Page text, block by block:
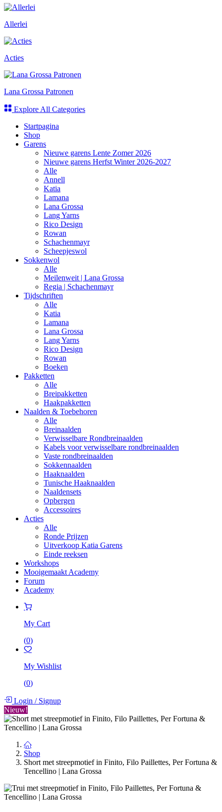
Allerlei
Acties
Lana Grossa Patronen
Explore All Categories
Startpagina
Shop
Garens
Nieuwe garens Lente Zomer 2026
Nieuwe garens Herfst Winter 2026-2027
Alle
Annell
Katia
Lamana
Lana Grossa
Lang Yarns
Rico Design
Rowan
Schachenmayr
Scheepjeswol
Sokkenwol
Alle
Meilenweit | Lana Grossa
Regia | Schachenmayr
Tijdschriften
Alle
Katia
Lamana
Lana Grossa
Lang Yarns
Rico Design
Rowan
Boeken
Pakketten
Alle
Breipakketten
Haakpakketten
Naalden & Toebehoren
Alle
Breinaalden
Verwisselbare Rondbreinaalden
Kabels voor verwisselbare rondbreinaalden
Vaste rondbreinaalden
Sokkennaalden
Haaknaalden
Tunische Haaknaalden
Naaldensets
Opbergen
Accessoires
Acties
Alle
Ronde Prijzen
Uitverkoop Katia Garens
Einde reeksen
Workshops
Mooigemaakt Academy
Forum
Academy
My Cart
(0)
My Wishlist
(0)
Login /Signup
Nieuw!
Shop
Short met streepmotief in Finito, Filo Paillettes, Per Fortuna &
Tencellino | Lana Grossa